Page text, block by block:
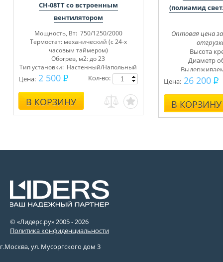
CH-08TT со встроенным
вентилятором
Мощность, Вт: 750/1250/2000
Термостат: механический (с 24-х
часовым таймером)
Обогрев, м2: до 23
Тип установки: Настенный/Напольный
Цена: 2 500
В КОРЗИНУ
Кол-во:
(полиамид
Оптовая цена
Высота
Диаметр
Цена: 26 200
В КОРЗИНУ
© «Лидерс.ру» 2005 -2026
Политика конфиденциальности
г.Москва, ул. Мусоргского дом 3